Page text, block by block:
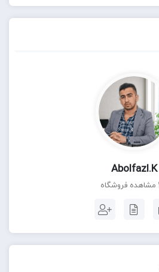
Abolfazl.k
مشاهده فروشگاه